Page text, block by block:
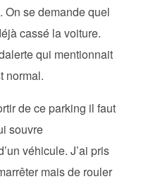
On se demande quel
cassé la voiture.
qui mentionnait
normal.
de ce parking il faut
souvre
véhicule. J’ai pris
mais de rouler